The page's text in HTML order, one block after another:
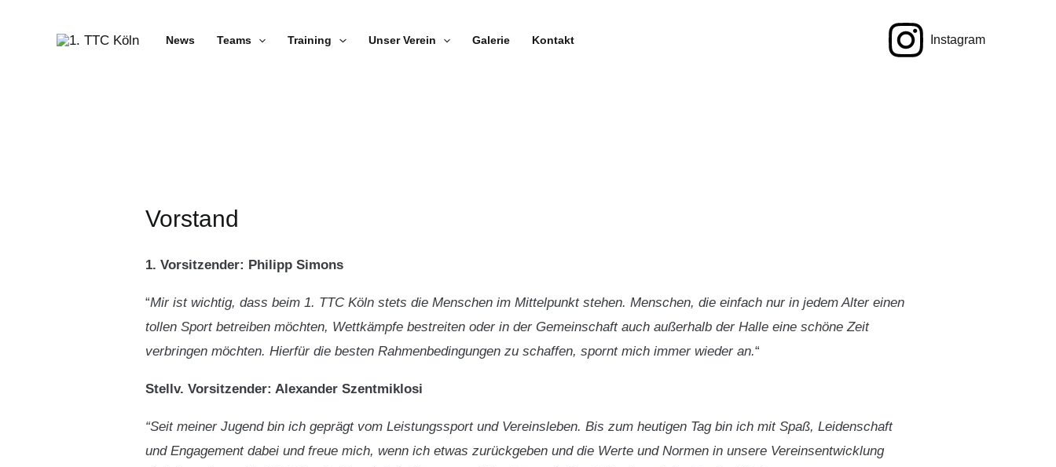
News Teams Training Unser Verein Galerie Kontakt Instagram
Vorstand
1. Vorsitzender: Philipp Simons
“Mir ist wichtig, dass beim 1. TTC Köln stets die Menschen im Mittelpunkt stehen. Menschen, die einfach nur in jedem Alter einen
tollen Sport betreiben möchten, Wettkämpfe bestreiten oder in der Gemeinschaft auch außerhalb der Halle eine schöne Zeit
verbringen möchten. Hierfür die besten Rahmenbedingungen zu schaffen, spornt mich immer wieder an.“
Stellv. Vorsitzender: Alexander Szentmiklosi
“Seit meiner Jugend bin ich geprägt vom Leistungssport und Vereinsleben. Bis zum heutigen Tag bin ich mit Spaß, Leidenschaft
und Engagement dabei und freue mich, wenn ich etwas zurückgeben und die Werte und Normen in unsere Vereinsentwicklung